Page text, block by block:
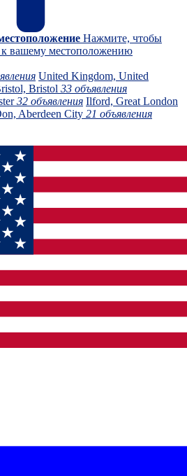
Нажмите, чтобы
вашему местоположению
United Kingdom, United
Bristol 33 объявления
32 объявления Ilford, Great London
Aberdeen City 21 объявления